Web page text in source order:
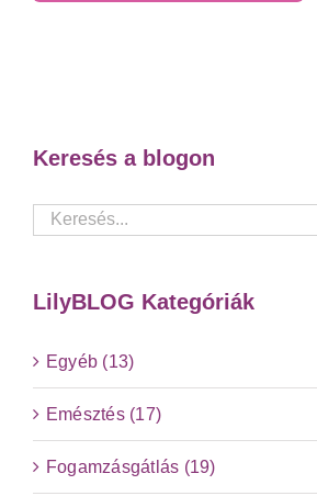
Keresés a blogon
Keresés...
LilyBLOG Kategóriák
Egyéb (13)
Emésztés (17)
Fogamzásgátlás (19)